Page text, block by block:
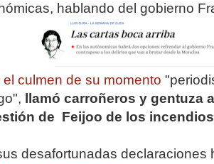
hablando del gobierno
el culmen de su momento
llamó carroñeros y gentuza
de Feijoo de los
desafortunadas declaraciones